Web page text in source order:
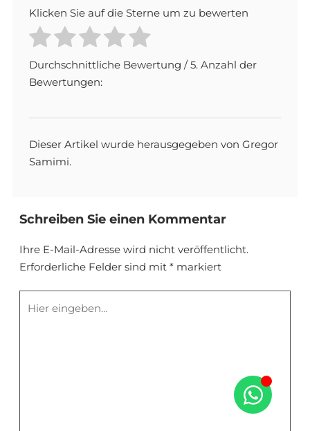
Klicken Sie auf die Sterne um zu bewerten
Durchschnittliche Bewertung/ 5. Anzahl der
Bewertungen:
Dieser Artikel wurde herausgegeben von Gregor
Samimi.
Schreiben Sie einen Kommentar
Ihre E-Mail-Adresse wird nicht veröffentlicht.
Erforderliche Felder sind mit* markiert
eingeben…